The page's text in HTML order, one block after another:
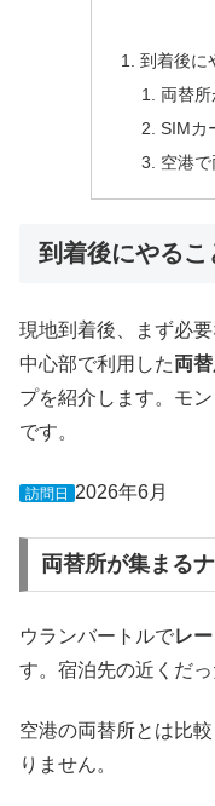
到着後に
両替
SIMカ
空港
到着後にやるこ
現地到着後、まず必
中心部で利用した両
プを紹介します。モ
です。
訪問日 2026年6月
両替所が集まる
ウランバートルでレ
す。宿泊先の近くだ
空港の両替所とは比
りません。